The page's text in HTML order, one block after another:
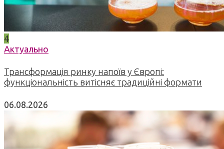
4
Актуально
Трансформація ринку напоїв у Європі:
функціональність витісняє традиційні формати
06.08.2026